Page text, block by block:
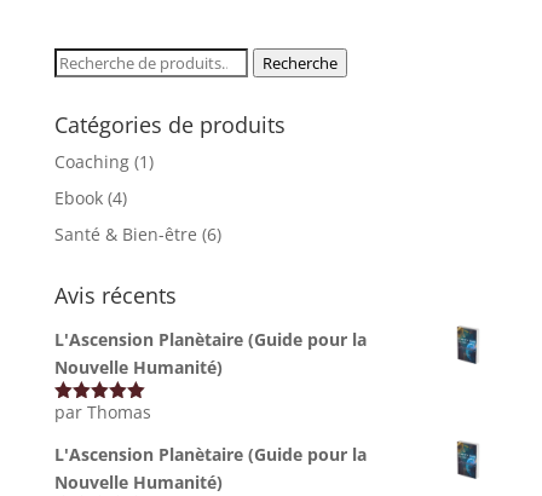
Recherche
Recherche
Catégories de produits
Coaching (1)
Ebook (4)
Santé & Bien-être (6)
Avis récents
L'Ascension Planètaire (Guide pour la
Nouvelle Humanité)
Note 5sur
par Thomas
L'Ascension Planètaire (Guide pour la
Nouvelle Humanité)
✨
Éveillez Votre Conscience
Rejoignez le cercle et recevez nos
inspirations pour votre transformation
personnelle.